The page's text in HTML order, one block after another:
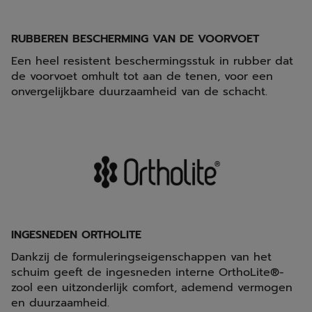
RUBBEREN BESCHERMING VAN DE VOORVOET
Een heel resistent beschermingsstuk in rubber dat
de voorvoet omhult tot aan de tenen, voor een
onvergelijkbare duurzaamheid van de schacht.
INGESNEDEN ORTHOLITE
Dankzij de formuleringseigenschappen van het
schuim geeft de ingesneden interne OrthoLite®-
zool een uitzonderlijk comfort, ademend vermogen
en duurzaamheid.